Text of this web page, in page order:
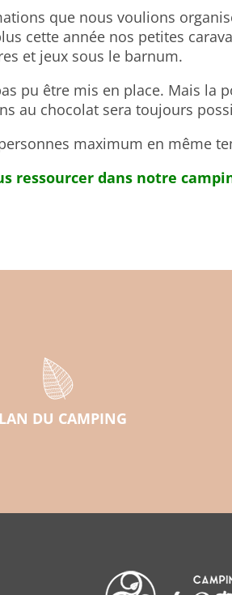
que nous voulions
cette année nos petites
et jeux sous le barnum.
pu être mis en place. Mais
au chocolat sera toujours
maximum en même
ressourcer dans notre
DU CAMPING